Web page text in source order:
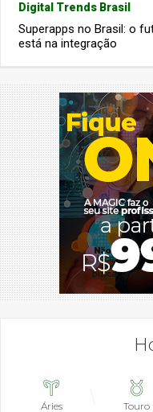
Digital Trends Brasil
Superapps no Brasil: o
está na integração
Áries Touro